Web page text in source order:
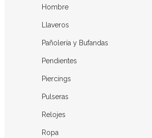
Hombre
Llaveros
Pañolería y Bufandas
Pendientes
Piercings
Pulseras
Relojes
Ropa